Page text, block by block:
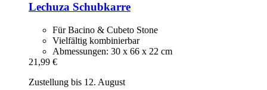
Lechuza Schubkarre
Für Bacino & Cubeto Stone
Vielfältig kombinierbar
Abmessungen: 30 x 66 x 22 cm
21,99 €
Zustellung bis 12. August